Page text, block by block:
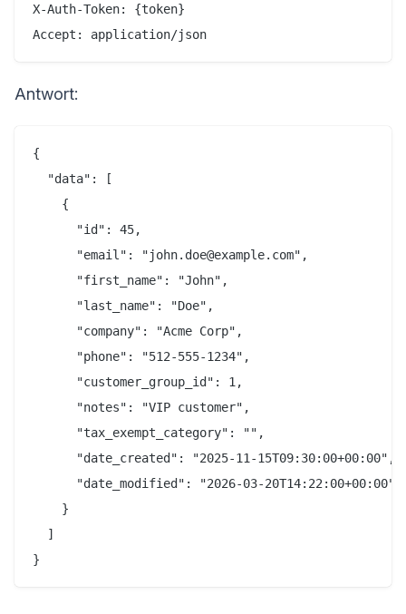
X-Auth-Token: {token}
Antwort:
{
  "data": [
    {
      "id": 45,
      "email": "john.doe@example.com",
      "first_name": "John",
      "last_name": "Doe",
      "company": "Acme Corp",
      "phone": "512-555-1234",
      "customer_group_id": 1,
      "notes": "VIP customer",
      "tax_exempt_category": "",
      "date_created": "2025-11-15T09:30:00+00:00",
      "date_modified": "2026-03-20T14:22:00+00:00"
    }
  ]